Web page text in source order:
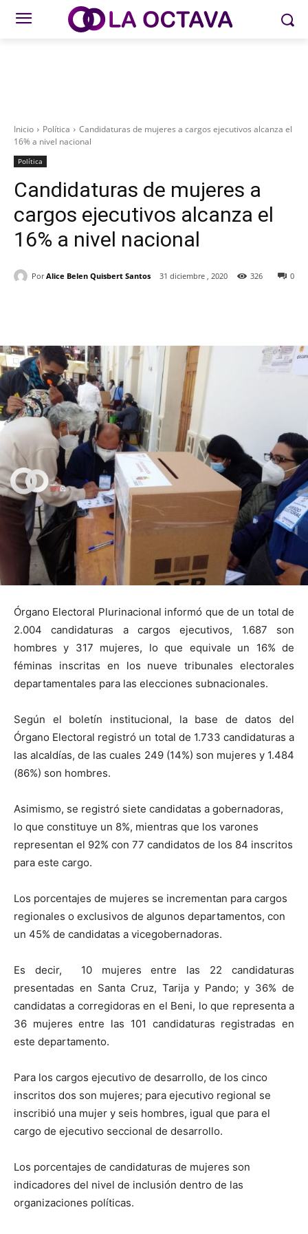
Inicio Política
Candidaturas de mujeres a cargos ejecutivos alcanza el
16% a nivel nacional
Política
Candidaturas de mujeres a
cargos ejecutivos alcanza el
16% a nivel nacional
Por Alice Belen Quisbert Santos 31 diciembre , 2020 0
326
Órgano Electoral Plurinacional informó que de un total de
2.004 candidaturas a cargos ejecutivos, 1.687 son
hombres y 317 mujeres, lo que equivale un 16% de
féminas inscritas en los nueve tribunales electorales
departamentales para las elecciones subnacionales.
Según el boletín institucional, la base de datos del
Órgano Electoral registró un total de 1.733 candidaturas a
las alcaldías, de las cuales 249 (14%) son mujeres y 1.484
(86%) son hombres.
Asimismo, se registró siete candidatas a gobernadoras,
lo que constituye un 8%, mientras que los varones
representan el 92% con 77 candidatos de los 84 inscritos
para este cargo.
Los porcentajes de mujeres se incrementan para cargos
regionales o exclusivos de algunos departamentos, con
un 45% de candidatas a vicegobernadoras.
Es decir, 10 mujeres entre las 22 candidaturas
presentadas en Santa Cruz, Tarija y Pando; y 36% de
candidatas a corregidoras en el Beni, lo que representa a
36 mujeres entre las 101 candidaturas registradas en
este departamento.
Para los cargos ejecutivo de desarrollo, de los cinco
inscritos dos son mujeres; para ejecutivo regional se
inscribió una mujer y seis hombres, igual que para el
cargo de ejecutivo seccional de desarrollo.
Los porcentajes de candidaturas de mujeres son
indicadores del nivel de inclusión dentro de las
organizaciones políticas.